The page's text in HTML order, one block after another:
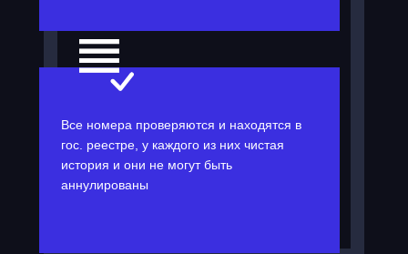
Все номера проверяются и находятся в
гос. реестре, у каждого из них чистая
история и они не могут быть
аннулированы